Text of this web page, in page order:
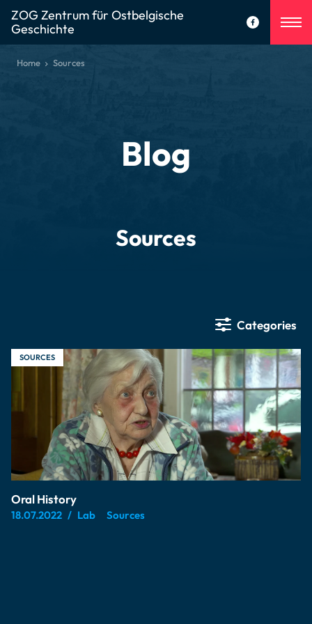
ZOG Zentrum für Ostbelgische
Geschichte
Home Sources
Blog
Sources
Categories
SOURCES
Oral History
18.07.2022 Lab Sources